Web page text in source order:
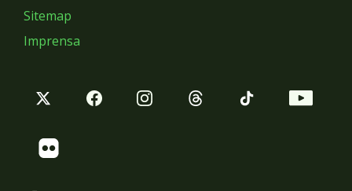
Sitemap
Imprensa